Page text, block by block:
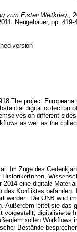
zum Ersten Weltkrieg.
,
Neugebauer, pp. 419-
version
project Europeana
digital collection
on different
as well as the
Im Zuge des
eine digitale
des Konfliktes befanden.
werden. Die ÖNB wird
Außerdem leitet sie das
vorgestellt, digitalisierte
sollen Workflows
Bestände